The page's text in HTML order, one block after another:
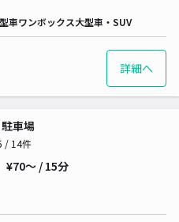
車ワンボックス大型車・SUV
詳細へ
車場
/ 14件
¥70〜 / 15分